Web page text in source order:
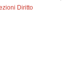
Diritto